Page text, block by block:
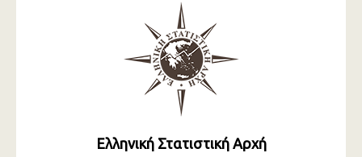
Ελληνική Στατιστική Αρχή